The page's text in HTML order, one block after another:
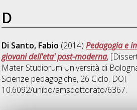
D
Di Santo, Fabio (2014)Pedagogia e
giovani dell'eta' post-moderna,
Mater Studiorum Università di
Scienze pedagogiche, 26 Ciclo. DOI
10.6092/unibo/amsdottorato/6367.